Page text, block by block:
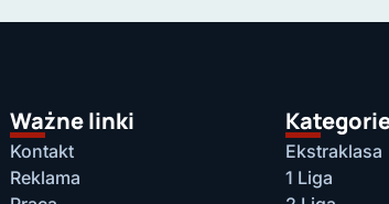
Ważne linki
Kontakt
Reklama
Ekstraklasa
1 Liga